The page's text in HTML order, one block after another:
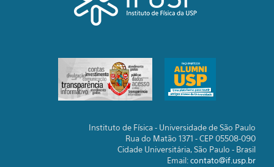
Instituto de Física - Universidade de São Paulo
Rua do Matão 1371 - CEP 05508-090
Cidade Universitária, São Paulo - Brasil
Email:contato@if.usp.br